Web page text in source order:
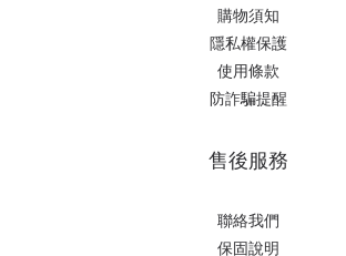
購物須知
隱私權保護
使用條款
防詐騙提醒
售後服務
聯絡我們
保固說明